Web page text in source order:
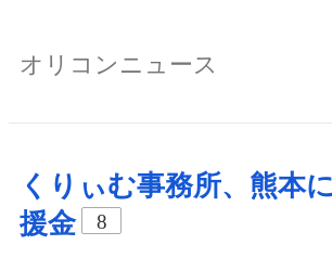
オリコンニュース
くりぃむ事務所、熊本
援金
8